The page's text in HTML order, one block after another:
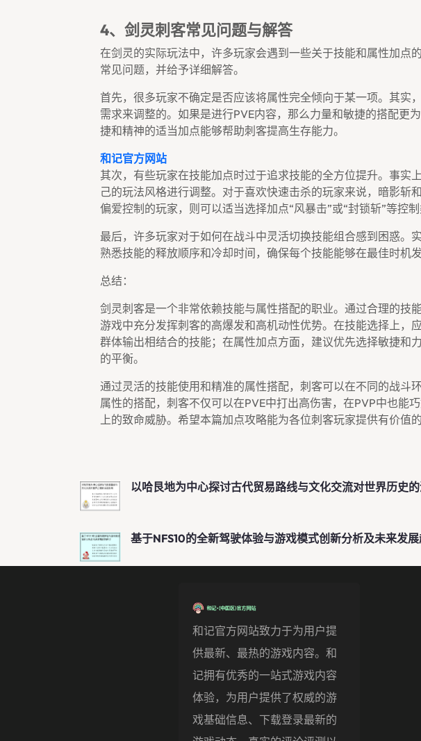
4、剑灵刺客常见问题与解答
在剑灵的实际玩法中，许多玩家会遇到一些关于技能和属性加点
常见问题，并给予详细解答。
首先，很多玩家不确定是否应该将属性完全倾向于某一项。其实
需求来调整的。如果是进行PVE内容，那么力量和敏捷的搭配更
捷和精神的适当加点能够帮助刺客提高生存能力。
和记官方网站
其次，有些玩家在技能加点时过于追求技能的全方位提升。事实
己的玩法风格进行调整。对于喜欢快速击杀的玩家来说，暗影斩
偏爱控制的玩家，则可以适当选择加点“风暴击”或“封锁斩”等控制
最后，许多玩家对于如何在战斗中灵活切换技能组合感到困惑。
熟悉技能的释放顺序和冷却时间，确保每个技能能够在最佳时机发
总结：
剑灵刺客是一个非常依赖技能与属性搭配的职业。通过合理的技
游戏中充分发挥刺客的高爆发和高机动性优势。在技能选择上，
群体输出相结合的技能；在属性加点方面，建议优先选择敏捷和
的平衡。
通过灵活的技能使用和精准的属性搭配，刺客可以在不同的战斗
属性的搭配，刺客不仅可以在PVE中打出高伤害，在PVP中也能
上的致命威胁。希望本篇加点攻略能为各位刺客玩家提供有价值的
以哈艮地为中心探讨古代贸易路线与文化交流对世界历史
基于NFS10的全新驾驶体验与游戏模式创新分析及未来发
和记官方网站致力于为用户提
供最新、最热的游戏内容。和
记拥有优秀的一站式游戏内容
体验，为用户提供了权威的游
戏基础信息、下载登录最新的